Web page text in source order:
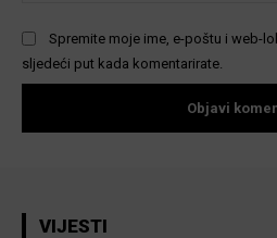
Spremite moje ime, e-poštu i web-
sljedeći put kada komentarirate.
VIJESTI